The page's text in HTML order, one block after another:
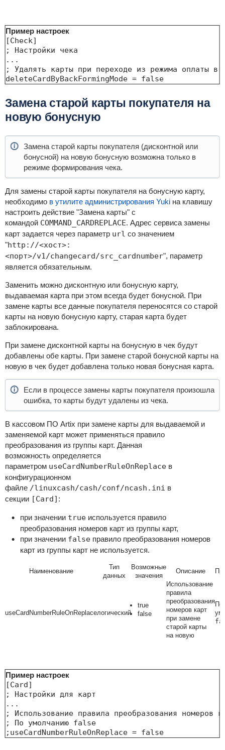
Пример настроек
[Check]
; Настройки чека
...
; Удалять карты при переходе из режима оплаты
deleteCardByBackFormingMode = false
Замена старой карты покупателя на
новую бонусную
Замена старой карты покупателя (дисконтной или
бонусной) на новую бонусную возможна только в
режиме формирования чека.
Для замены старой карты покупателя на бонусную карту,
необходимо в утилите администрирования Yukiна клавишу
настроить действие "Замена карты" с
командой COMMAND_CARDREPLACE. Адрес сервиса замены
карт задается через параметр url со значением
"http://<хост>:
<порт>/v1/changecard/src_cardnumber", параметр
является обязательным.
Заменить можно дисконтную или бонусную карту,
выдаваемая карта при этом всегда будет бонусной. При
замене карты все данные покупателя переносятся со старой
карты на новую бонусную карту, старая карта будет
заблокирована.
При замене дисконтной карты на бонусную в чек будут
добавлены обе карты. При замене старой бонусной карты на
новую в чек будет добавлена только новая бонусная карта.
Если в процессе замены карты покупателя произошла
ошибка, то карты будут удалены из чека.
В кассовом ПО Artix при замене карты для выдаваемой и
заменяемой карт может применяться правило
преобразования из группы карт. Данная
возможность определяется
параметром useCardNumberRuleOnReplaceв
конфигурационном
файле /linuxcash/cash/conf/ncash.ini в
секции [Card] :
при значении trueиспользуется правило
преобразования номеров карт из группы карт,
при значении falseправило преобразования номеров
карт из группы карт не используется.
Наименование
Тип
данных
Возможные
значения
Описание
useCardNumberRuleOnReplaceлогический
true
false
Использование
правила
преобразования
номеров карт
при замене
старой карты
на новую
По
Пример настроек
[Card]
; Настройки для карт
...
; Использование правила преобразования номеров
; По умолчанию false
;useCardNumberRuleOnReplace = false